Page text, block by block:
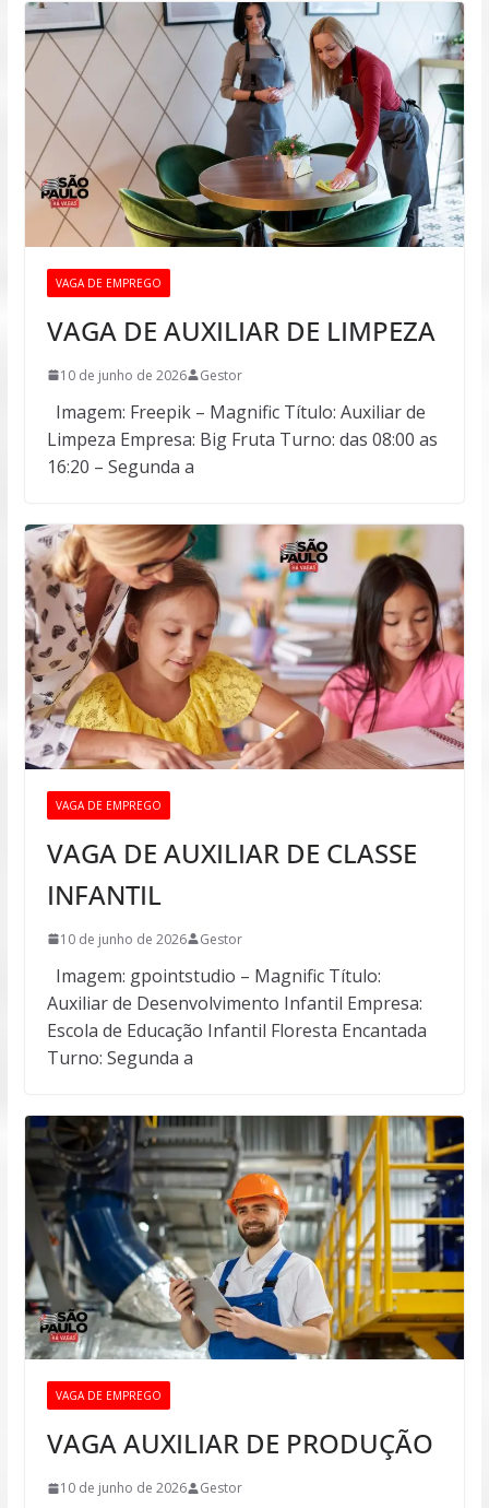
VAGA DE EMPREGO
VAGA DE AUXILIAR DE LIMPEZA
10 de junho de 2026 Gestor
Imagem: Freepik – Magnific Título: Auxiliar de
Limpeza Empresa: Big Fruta Turno: das 08:00 as
16:20 – Segunda a
VAGA DE EMPREGO
VAGA DE AUXILIAR DE CLASSE
INFANTIL
10 de junho de 2026 Gestor
Imagem: gpointstudio – Magnific Título:
Auxiliar de Desenvolvimento Infantil Empresa:
Escola de Educação Infantil Floresta Encantada
Turno: Segunda a
VAGA DE EMPREGO
VAGA AUXILIAR DE PRODUÇÃO
10 de junho de 2026 Gestor